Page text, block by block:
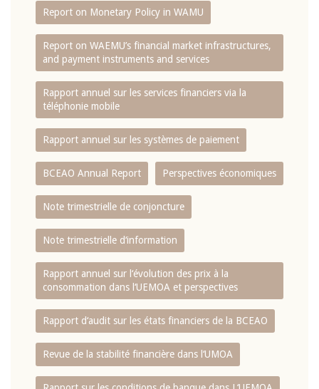
Report on Monetary Policy in WAMU
Report on WAEMU’s financial market infrastructures,
and payment instruments and services
Rapport annuel sur les services financiers via la
téléphonie mobile
Rapport annuel sur les systèmes de paiement
BCEAO Annual Report Perspectives économiques
Note trimestrielle de conjoncture
Note trimestrielle d‘information
Rapport annuel sur l‘évolution des prix à la
consommation dans l‘UEMOA et perspectives
Rapport d‘audit sur les états financiers de la BCEAO
Revue de la stabilité financière dans l‘UMOA